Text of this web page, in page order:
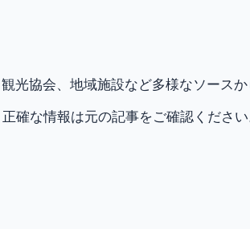
光協会、地域施設など多様なソース
確な情報は元の記事をご確認ください